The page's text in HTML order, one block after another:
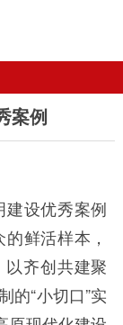
党建
案例
设优秀案例
鲜活样本，
齐创共建聚
的“小切口”实